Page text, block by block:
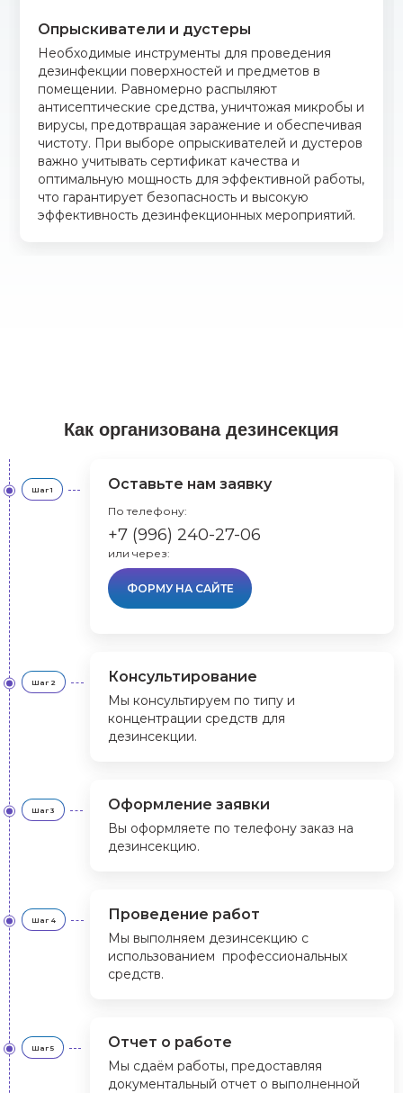
Опрыскиватели и дустеры
Необходимые инструменты для проведения
дезинфекции поверхностей и предметов в
помещении. Равномерно распыляют
антисептические средства, уничтожая микробы и
вирусы, предотвращая заражение и обеспечивая
чистоту. При выборе опрыскивателей и дустеров
важно учитывать сертификат качества и
оптимальную мощность для эффективной работы,
что гарантирует безопасность и высокую
эффективность дезинфекционных мероприятий.
Как организована дезинсекция
Шаг 1 Оставьте нам заявку
По телефону:
+7 (996) 240-27-06
или через:
ФОРМУ НА САЙТЕ
Шаг 2 Консультирование
Мы консультируем по типу и
концентрации средств для
дезинсекции.
Шаг 3 Оформление заявки
Вы оформляете по телефону заказ на
дезинсекцию.
Шаг 4 Проведение работ
Мы выполняем дезинсекцию с
использованием профессиональных
средств.
Шаг 5 Отчет о работе
Мы сдаём работы, предоставляя
документальный отчет о выполненной